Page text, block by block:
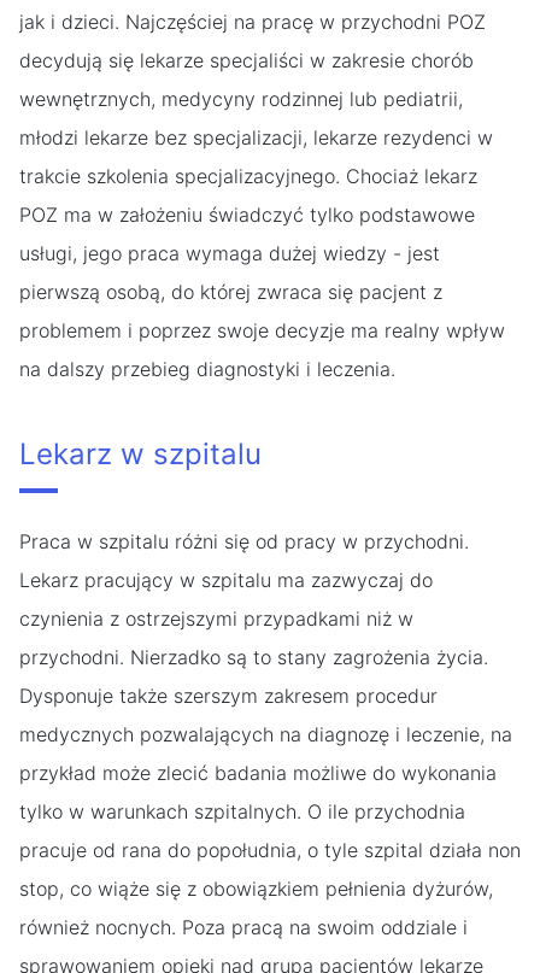
jak i dzieci. Najczęściej na pracę w przychodni POZ
decydują się lekarze specjaliści w zakresie chorób
wewnętrznych, medycyny rodzinnej lub pediatrii,
młodzi lekarze bez specjalizacji, lekarze rezydenci w
trakcie szkolenia specjalizacyjnego. Chociaż lekarz
POZ ma w założeniu świadczyć tylko podstawowe
usługi, jego praca wymaga dużej wiedzy - jest
pierwszą osobą, do której zwraca się pacjent z
problemem i poprzez swoje decyzje ma realny wpływ
na dalszy przebieg diagnostyki i leczenia.
Lekarz w szpitalu
Praca w szpitalu różni się od pracy w przychodni.
Lekarz pracujący w szpitalu ma zazwyczaj do
czynienia z ostrzejszymi przypadkami niż w
przychodni. Nierzadko są to stany zagrożenia życia.
Dysponuje także szerszym zakresem procedur
medycznych pozwalających na diagnozę i leczenie, na
przykład może zlecić badania możliwe do wykonania
tylko w warunkach szpitalnych. O ile przychodnia
pracuje od rana do popołudnia, o tyle szpital działa non
stop, co wiąże się z obowiązkiem pełnienia dyżurów,
również nocnych. Poza pracą na swoim oddziale i
sprawowaniem opieki nad grupą pacjentów lekarze